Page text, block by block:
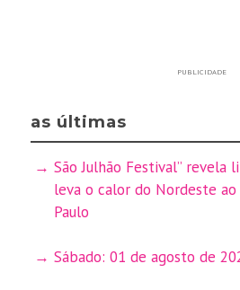
PUBLICIDADE
as últimas
São Julhão Festival” revela
leva o calor do Nordeste ao
Paulo
Sábado: 01 de agosto de